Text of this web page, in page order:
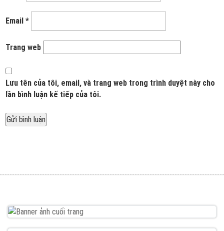
Email*
Trang web
Lưu tên của tôi, email, và trang web trong trình duyệt này cho
lần bình luận kế tiếp của tôi.
viết